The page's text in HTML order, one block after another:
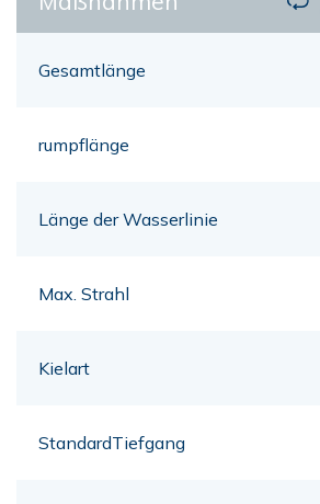
Gesamtlänge
rumpflänge
Länge der Wasserlinie
Max. Strahl
Kielart
StandardTiefgang